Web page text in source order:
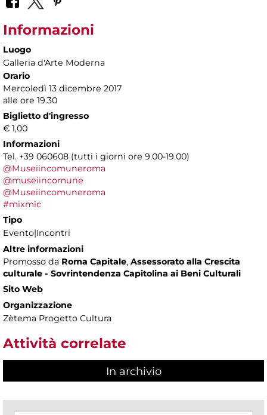
Informazioni
Luogo
Galleria d'Arte Moderna
Orario
Mercoledì 13 dicembre 2017
alle ore 19.30
Biglietto d'ingresso
€ 1,00
Informazioni
Tel. +39 060608 (tutti i giorni ore 9.00-19.00)
@Museiincomuneroma
@museiincomune
@Museiincomuneroma
#mixmic
Tipo
Evento|Incontri
Altre informazioni
Promosso da Roma Capitale, Assessorato alla Crescita
culturale - Sovrintendenza Capitolina ai Beni Culturali
Sito Web
Organizzazione
Zètema Progetto Cultura
Attività correlate
In archivio